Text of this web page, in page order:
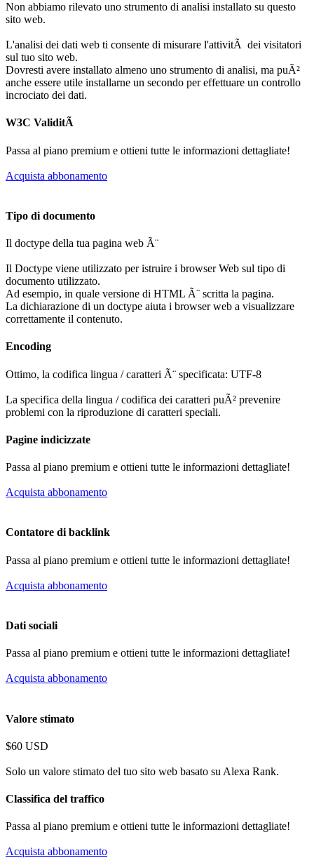
Non abbiamo rilevato uno strumento di analisi installato su questo
sito web.
L'analisi dei dati web ti consente di misurare l'attivitÃ dei visitatori
sul tuo sito web.
Dovresti avere installato almeno uno strumento di analisi, ma puÃ²
anche essere utile installarne un secondo per effettuare un controllo
incrociato dei dati.
W3C ValiditÃ
Passa al piano premium e ottieni tutte le informazioni dettagliate!
Acquista abbonamento
Tipo di documento
Il doctype della tua pagina web Ã¨
Il Doctype viene utilizzato per istruire i browser Web sul tipo di
documento utilizzato.
Ad esempio, in quale versione di HTML Ã¨ scritta la pagina.
La dichiarazione di un doctype aiuta i browser web a visualizzare
correttamente il contenuto.
Encoding
Ottimo, la codifica lingua / caratteri Ã¨ specificata: UTF-8
La specifica della lingua / codifica dei caratteri puÃ² prevenire
problemi con la riproduzione di caratteri speciali.
Pagine indicizzate
Passa al piano premium e ottieni tutte le informazioni dettagliate!
Acquista abbonamento
Contatore di backlink
Passa al piano premium e ottieni tutte le informazioni dettagliate!
Acquista abbonamento
Dati sociali
Passa al piano premium e ottieni tutte le informazioni dettagliate!
Acquista abbonamento
Valore stimato
$60 USD
Solo un valore stimato del tuo sito web basato su Alexa Rank.
Classifica del traffico
Passa al piano premium e ottieni tutte le informazioni dettagliate!
Acquista abbonamento